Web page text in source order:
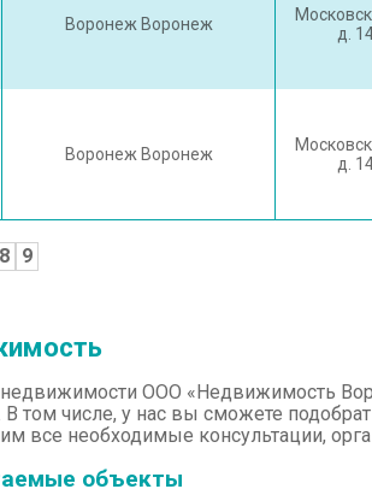
Воронеж Воронеж
д.
Воронеж Воронеж
д.
8 9
недвижимости ООО «Недвижимость
том числе, у нас вы сможете
все необходимые консультации,
объекты